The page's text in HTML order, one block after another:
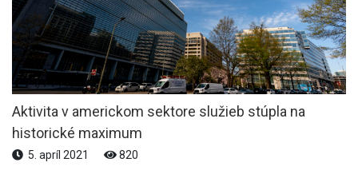
Aktivita v americkom sektore služieb stúpla na
historické maximum
5. apríl 2021 820